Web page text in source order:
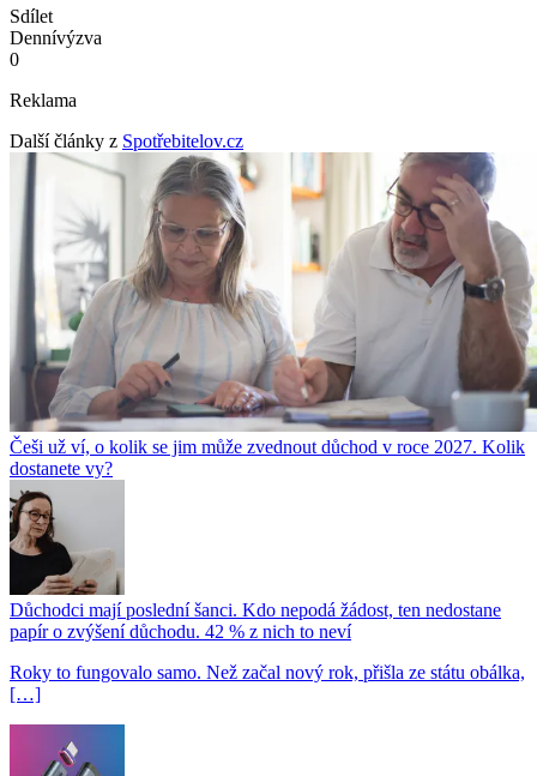
Sdílet
Dennívýzva
0
Reklama
Další články z Spotřebitelov.cz
Češi už ví, o kolik se jim může zvednout důchod v roce 2027. Kolik
dostanete vy?
Důchodci mají poslední šanci. Kdo nepodá žádost, ten nedostane
papír o zvýšení důchodu. 42 % z nich to neví
Roky to fungovalo samo. Než začal nový rok, přišla ze státu obálka,
[…]